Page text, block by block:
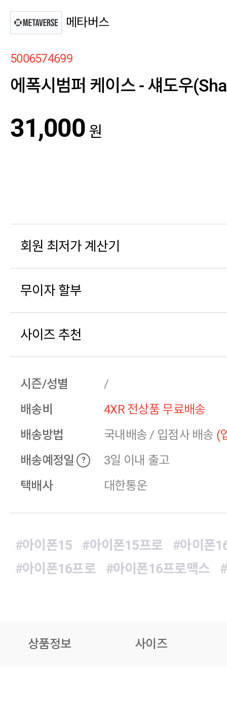
메타버스
5006574699
에폭시범퍼 케이스 - 섀도우
31,000 원
회원 최저가 계산기
무이자 할부
사이즈 추천
시즌/성별
/
배송비
4XR 전상품 무료배송
배송방법
국내배송 / 입점사 배송 (
배송예정일
?
3일 이내 출고
택배사
대한통운
#아이폰15 #아이폰15프로
#아이폰
#아이폰16프로
#아이폰16프로맥스
상품정보 사이즈